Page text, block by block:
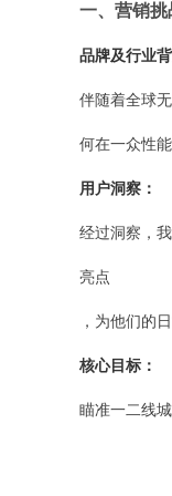
一、营销挑
品牌及行业背
伴随着全球
何在一众性
用户洞察：
经过洞察，
亮点
，为他们的
核心目标：
瞄准一二线